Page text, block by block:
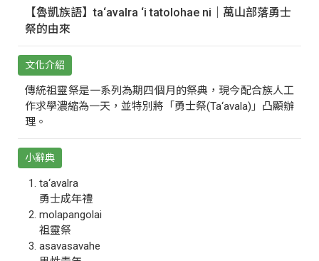
【魯凱族語】ta‘avalra ‘i tatolohae ni｜萬山部落勇士
祭的由來
文化介紹
傳統祖靈祭是一系列為期四個月的祭典，現今配合族人工
作求學濃縮為一天，並特別將「勇士祭(Ta‘avala)」凸顯辦
理。
小辭典
ta‘avalra
勇士成年禮
molapangolai
祖靈祭
asavasavahe